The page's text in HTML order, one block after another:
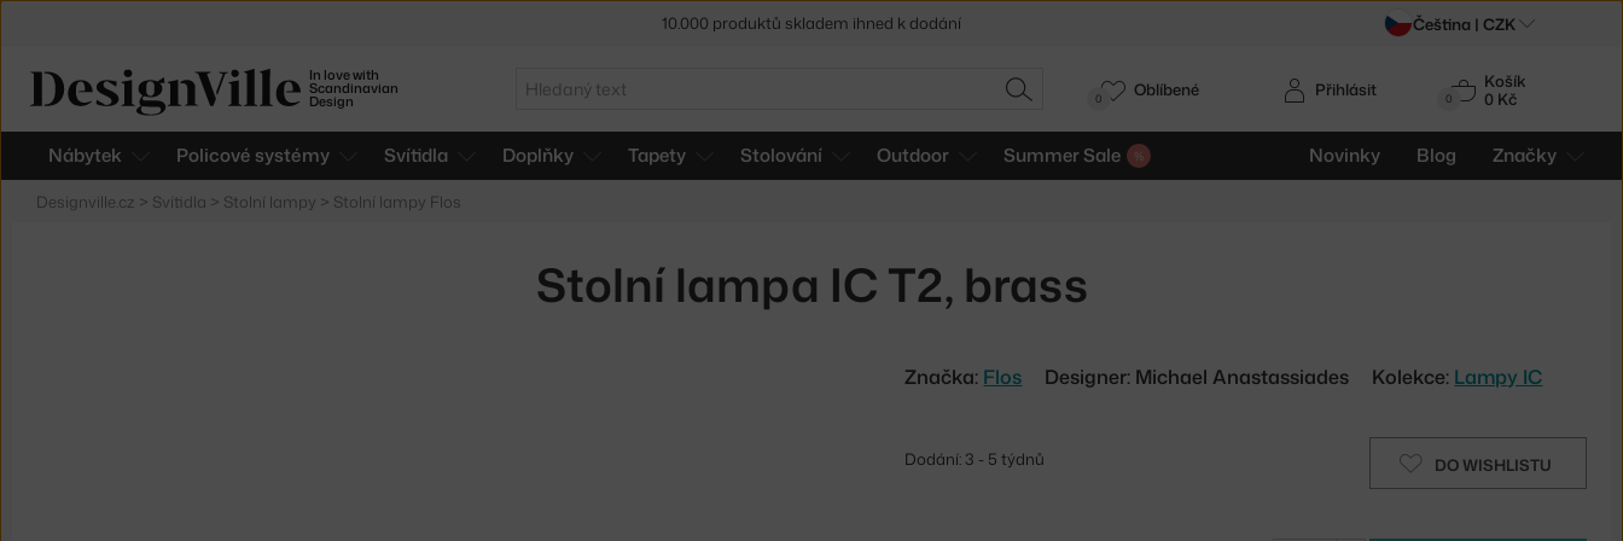
In love with
Scandinavian
Design
Hledat
HLEDAT 0
Košík
0 Kč
Nábytek Policové systémy Svítidla Doplňky Tapety Stolování Outdoor Summer Sale Novinky Blog Značky
Přihlásit
0 Oblíbené
Designville.cz > Svítidla > Stolní lampy > Stolní lampy Flos
Stolní lampa IC T2, brass
Značka: Flos Designer: Michael Anastassiades Kolekce: Lampy IC
DO WISHLISTU
Dodání: 3 - 5 týdnů
10.000 produktů skladem ihned k dodání
Čeština | CZK